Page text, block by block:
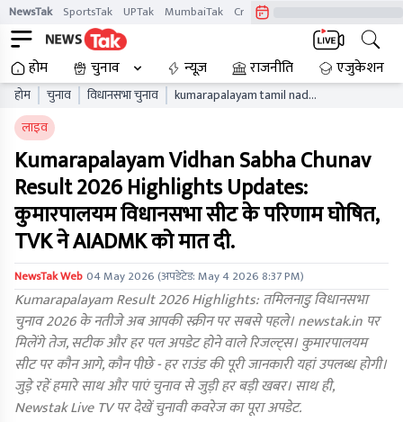
NewsTak SportsTak UPTak MumbaiTak CrimeTak
होम चुनाव न्यूज़ राजनीति एजुकेशन
होम चुनाव विधानसभा चुनाव
kumarapalayam tamil nadu
लाइव
Kumarapalayam Vidhan Sabha Chunav
Result 2026 Highlights Updates:
कुमारपालयम विधानसभा सीट के परिणाम घोषित,
TVK ने AIADMK को मात दी.
NewsTak Web04 May 2026(अपडेटेड:May 4 2026 8:37 PM)
Kumarapalayam Result 2026 Highlights: तमिलनाडु विधानसभा
चुनाव 2026 के नतीजे अब आपकी स्क्रीन पर सबसे पहले। newstak.in पर
मिलेंगे तेज, सटीक और हर पल अपडेट होने वाले रिजल्ट्स। कुमारपालयम
सीट पर कौन आगे, कौन पीछे - हर राउंड की पूरी जानकारी यहां उपलब्ध होगी।
जुड़े रहें हमारे साथ और पाएं चुनाव से जुड़ी हर बड़ी खबर। साथ ही,
Newstak Live TV पर देखें चुनावी कवरेज का पूरा अपडेट.